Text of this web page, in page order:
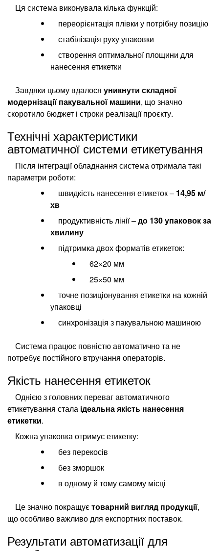
Ця система виконувала кілька функцій:
переорієнтація плівки у потрібну позицію
стабілізація руху упаковки
створення оптимальної площини для
нанесення етикетки
Завдяки цьому вдалося уникнути складної
модернізації пакувальної машини, що значно
скоротило бюджет і строки реалізації проєкту.
Технічні характеристики
автоматичної системи етикетування
Після інтеграції обладнання система отримала такі
параметри роботи:
швидкість нанесення етикеток – 14,95 м/
хв
продуктивність лінії –до 130 упаковок за
хвилину
підтримка двох форматів етикеток:
62×20 мм
25×50 мм
точне позиціонування етикетки на кожній
упаковці
синхронізація з пакувальною машиною
Система працює повністю автоматично та не
потребує постійного втручання операторів.
Якість нанесення етикеток
Однією з головних переваг автоматичного
етикетування стала ідеальна якість нанесення
етикетки.
Кожна упаковка отримує етикетку:
без перекосів
без зморшок
в одному й тому самому місці
Це значно покращуєтоварний вигляд продукції,
що особливо важливо для експортних поставок.
Результати автоматизації для